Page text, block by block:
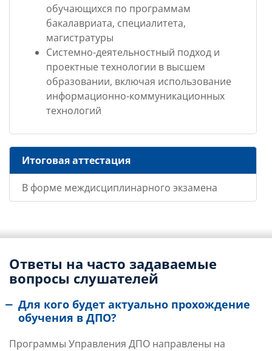
обучающихся по программам
бакалавриата, специалитета,
магистратуры
Системно-деятельностный подход и
проектные технологии в высшем
образовании, включая использование
информационно-коммуникационных
технологий
Итоговая аттестация
В форме междисциплинарного экзамена
Ответы на часто задаваемые
вопросы слушателей
Для кого будет актуально прохождение
обучения в ДПО?
Программы Управления ДПО направлены на